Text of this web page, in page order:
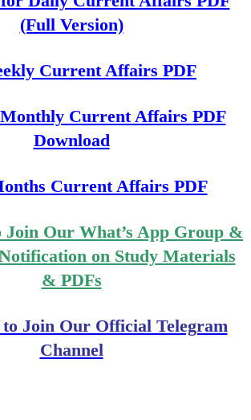
(Full Version)
Current Affairs PDF
Current Affairs PDF
Download
Current Affairs PDF
Our What’s App Group &
on Study Materials
& PDFs
Join Our Official Telegram
Channel